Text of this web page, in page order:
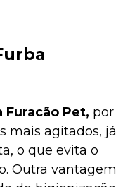
Pet, por
mais agitados, já
o que evita o
Outra vantagem